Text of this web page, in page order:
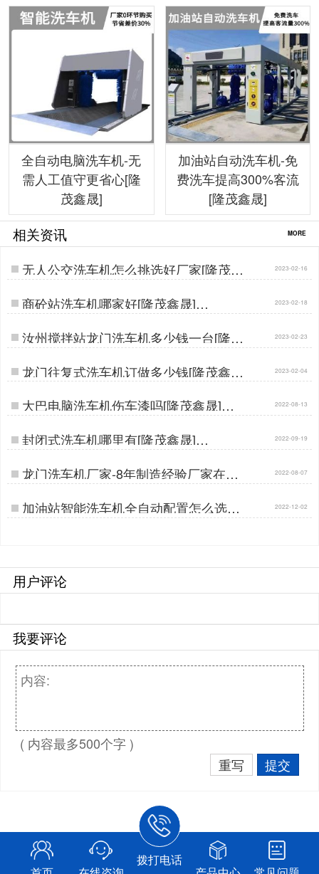
全自动电脑洗车机-无
需人工值守更省心[隆
茂鑫晟]
加油站自动洗车机-免
费洗车提高300%客流
[隆茂鑫晟]
相关资讯 MORE
无人公交洗车机怎么挑选好厂家[隆茂鑫
晟]…
2023-02-16
商砼站洗车机哪家好[隆茂鑫晟]… 2023-02-18
汝州搅拌站龙门洗车机多少钱一台[隆茂
鑫晟]…
2023-02-23
龙门往复式洗车机订做多少钱[隆茂鑫晟]
…
2023-02-04
大巴电脑洗车机伤车漆吗[隆茂鑫晟]… 2022-08-13
封闭式洗车机哪里有[隆茂鑫晟]… 2022-09-19
龙门洗车机厂家-8年制造经验厂家在这
里[隆茂鑫晟]…
2022-08-07
加油站智能洗车机全自动配置怎么选择
[隆茂鑫晟]…
2022-12-02
用户评论
我要评论
( 内容最多500个字 )
重写
提交
拨打电话